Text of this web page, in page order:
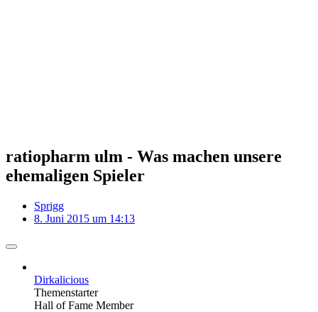
ratiopharm ulm - Was machen unsere
ehemaligen Spieler
Sprigg
8. Juni 2015 um 14:13
Dirkalicious
Themenstarter
Hall of Fame Member